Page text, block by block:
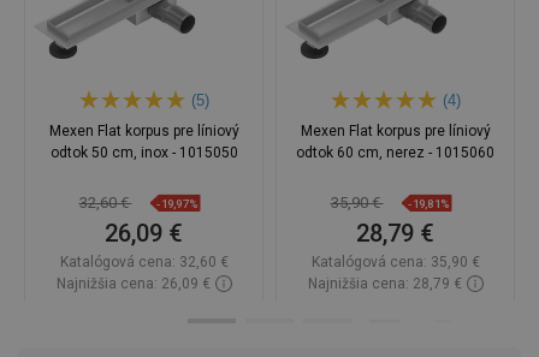
(5)
Mexen Flat korpus pre líniový
odtok 50 cm, inox - 1015050
32,60 € -19,97%
26,09 €
Katalógová cena: 32,60 €
Najnižšia cena: 26,09 €
(4)
Mexen Flat korpus pre líniový
odtok 60 cm, nerez - 1015060
35,90 € -19,81%
28,79 €
Katalógová cena: 35,90 €
Najnižšia cena: 28,79 €